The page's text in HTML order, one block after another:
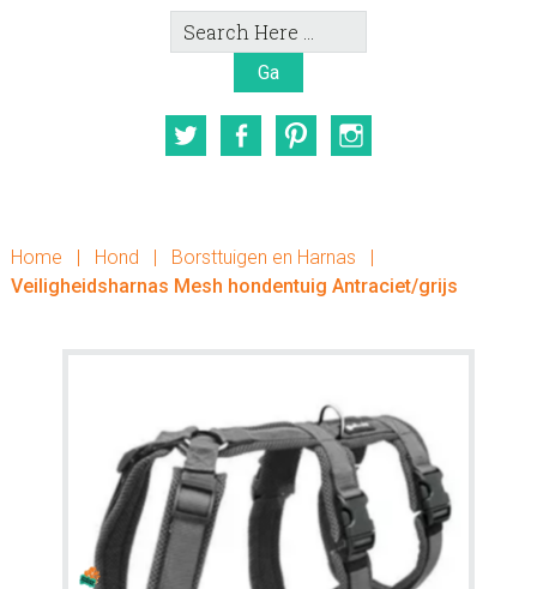
Search
Here
TwitterFacebookPinterest
Home | Hond | Borsttuigen en Harnas
|
Veiligheidsharnas Mesh hondentuig Antraciet/grijs